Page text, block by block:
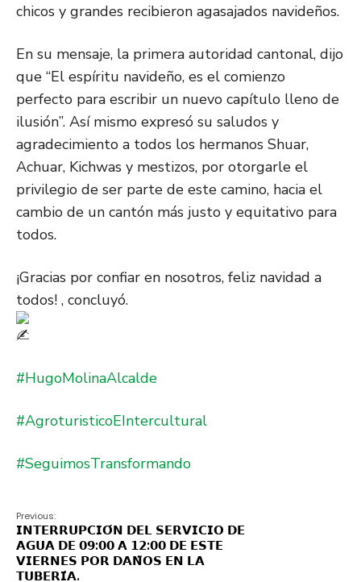
chicos y grandes recibieron agasajados navideños.
En su mensaje, la primera autoridad cantonal, dijo
que “El espíritu navideño, es el comienzo
perfecto para escribir un nuevo capítulo lleno de
ilusión”. Así mismo expresó su saludos y
agradecimiento a todos los hermanos Shuar,
Achuar, Kichwas y mestizos, por otorgarle el
privilegio de ser parte de este camino, hacia el
cambio de un cantón más justo y equitativo para
todos.
¡Gracias por confiar en nosotros, feliz navidad a
todos! , concluyó.
#HugoMolinaAlcalde
#AgroturisticoEIntercultural
#SeguimosTransformando
Previous:
𝗜𝗡𝗧𝗘𝗥𝗥𝗨𝗣𝗖𝗜𝗢́𝗡 𝗗𝗘𝗟 𝗦𝗘𝗥𝗩𝗜𝗖𝗜𝗢 𝗗𝗘
𝗔𝗚𝗨𝗔 𝗗𝗘 𝟬𝟵:𝟬𝟬 𝗔 𝟭𝟮:𝟬𝟬 𝗗𝗘 𝗘𝗦𝗧𝗘
𝗩𝗜𝗘𝗥𝗡𝗘𝗦 𝗣𝗢𝗥 𝗗𝗔𝗡̃𝗢𝗦 𝗘𝗡 𝗟𝗔
𝗧𝗨𝗕𝗘𝗥𝗜́𝗔.